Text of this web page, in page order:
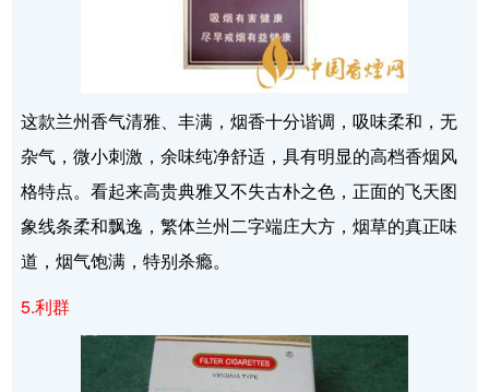
这款兰州香气清雅、丰满，烟香十分谐调，吸味柔和，无
杂气，微小刺激，余味纯净舒适，具有明显的高档香烟风
格特点。看起来高贵典雅又不失古朴之色，正面的飞天图
象线条柔和飘逸，繁体兰州二字端庄大方，烟草的真正味
道，烟气饱满，特别杀瘾。
5.利群